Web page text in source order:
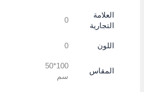
العلامة
التجارية
0
اللون 0
المقاس
100*50
سم